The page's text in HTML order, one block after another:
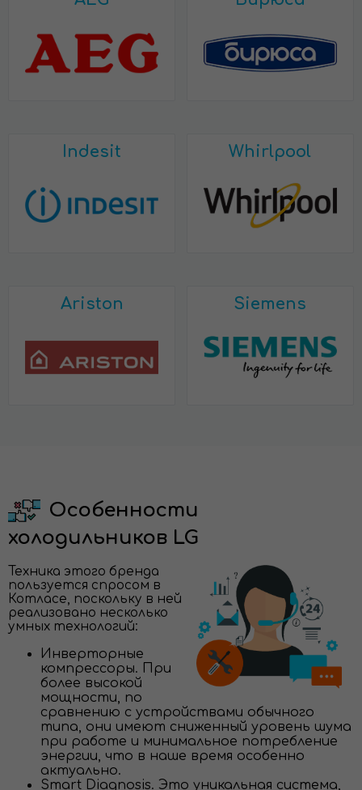
Indesit Whirlpool
Ariston Siemens
Особенности
холодильников LG
Техника этого бренда
пользуется спросом в
Котласе, поскольку в ней
реализовано несколько
умных технологий:
Инверторные
компрессоры. При
более высокой
мощности, по
сравнению с устройствами обычного
типа, они имеют сниженный уровень шума
при работе и минимальное потребление
энергии, что в наше время особенно
актуально.
Smart Diagnosis. Это уникальная система,